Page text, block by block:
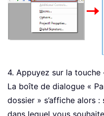
4. Appuyez sur la
La boîte de dialogue «
dossier » s’affiche alors
dans lequel vous